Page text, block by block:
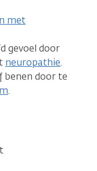
met
gevoel door
neuropathie.
benen door te
.